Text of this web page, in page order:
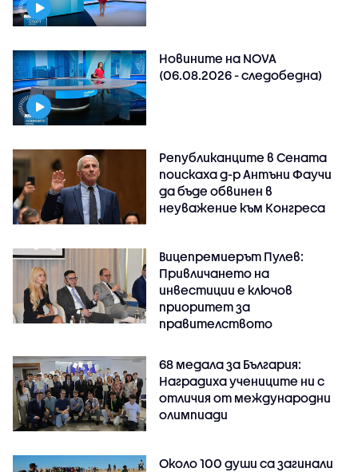
Новините на NOVA
(06.08.2026 - следобедна)
Републиканците в Сената
поискаха д-р Антъни Фаучи
да бъде обвинен в
неуважение към Конгреса
Вицепремиерът Пулев:
Привличането на
инвестиции е ключов
приоритет за
правителството
68 медала за България:
Наградиха учениците ни с
отличия от международни
олимпиади
Около 100 души са загинали